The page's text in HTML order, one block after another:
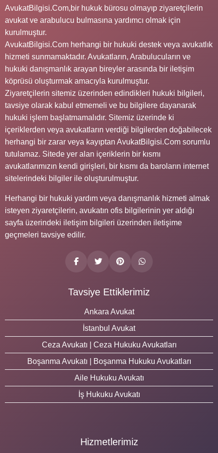
AvukatBilgisi.Com,bir hukuk bürosu olmayıp ziyaretçilerin
avukat ve arabulucu bulmasına yardımcı olmak için
kurulmuştur.
AvukatBilgisi.Com herhangi bir hukuki destek veya avukatlık
hizmeti sunmamaktadır. Avukatların, Arabulucuların ve
hukuki danışmanlık arayan bireyler arasında bir iletişim
köprüsü oluşturmak amacıyla kurulmuştur.
Ziyaretçilerin sitemiz üzerinden edindikleri hukuki bilgileri,
tavsiye olarak kabul etmemeli ve bu bilgilere dayanarak
hukuki işlem başlatmamalıdır. Sitemiz üzerinde ki
içeriklerden veya avukatların verdiği bilgilerden doğabilecek
herhangi bir zarar veya kayıptan AvukatBilgisi.Com sorumlu
tutulamaz. Sitede yer alan içeriklerin bir kısmı
avukatlarımızın kendi girişleri, bir kısmı da baroların internet
sitelerindeki bilgiler ile oluşturulmuştur.
Herhangi bir hukuki yardım veya danışmanlık hizmeti almak
isteyen ziyaretçilerin, avukatın ofis bilgilerinin yer aldığı
sayfa üzerindeki iletişim bilgileri üzerinden iletişime
geçmeleri tavsiye edilir.
Tavsiye Ettiklerimiz
Ankara Avukat
İstanbul Avukat
Ceza Avukatı | Ceza Hukuku Avukatları
Boşanma Avukatı | Boşanma Hukuku Avukatları
Aile Hukuku Avukatı
İş Hukuku Avukatı
Hizmetlerimiz